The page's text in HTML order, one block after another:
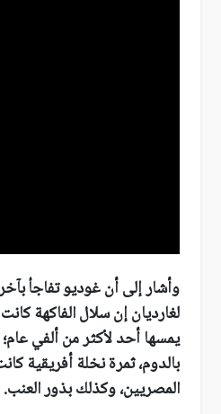
وأشار إلى أن غوديو تفاجأ
لغارديان إن سلال الفاكهة
يمسها أحد لأكثر من ألفي عام؛
بالدوم، ثمرة نخلة أفريقية
المصريين، وكذلك بذور العنب.